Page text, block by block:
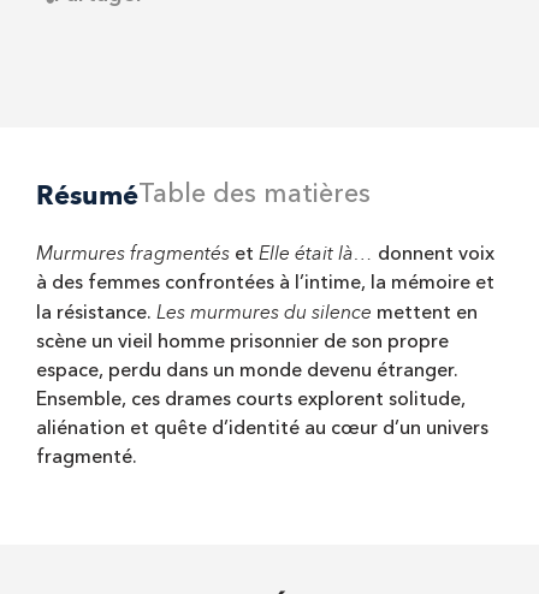
RésuméTable des matières
Murmures fragmentés et Elle était là…
donnent voix
à des femmes confrontées à l’intime, la mémoire et
la résistance. Les murmures du silence mettent en
scène un vieil homme prisonnier de son propre
espace, perdu dans un monde devenu étranger.
Ensemble, ces drames courts explorent solitude,
aliénation et quête d’identité au cœur d’un univers
fragmenté.